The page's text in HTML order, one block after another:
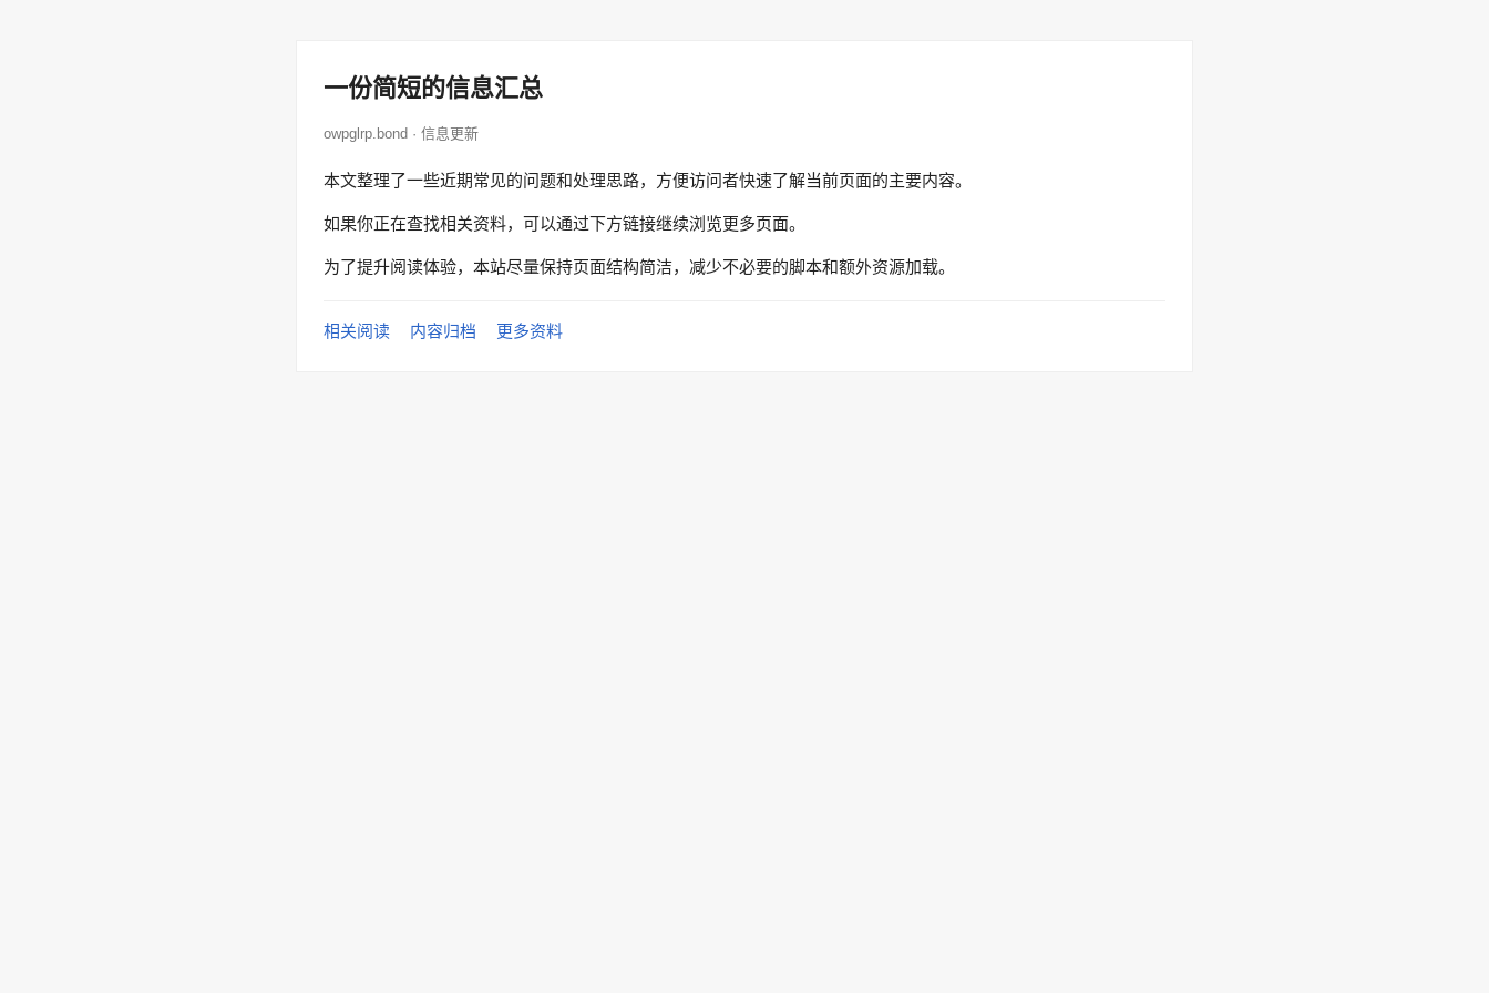
一份简短的信息汇总
owpglrp.bond · 信息更新
本文整理了一些近期常见的问题和处理思路，方便访问者快速了解当前页面的主要内容。
如果你正在查找相关资料，可以通过下方链接继续浏览更多页面。
为了提升阅读体验，本站尽量保持页面结构简洁，减少不必要的脚本和额外资源加载。
相关阅读 内容归档 更多资料